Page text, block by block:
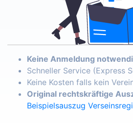
Keine Anmeldung
Schneller Service (Express
Keine Kosten falls kein
Original rechtskräftige
Beispielsauszug